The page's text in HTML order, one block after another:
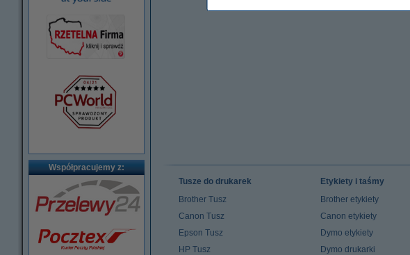
Współpracujemy z:
Tusze do drukarek
Brother Tusz
Canon Tusz
Epson Tusz
HP Tusz
Etykiety i taśmy
Brother etykiety
Canon etykiety
Dymo etykiety
Dymo drukarki